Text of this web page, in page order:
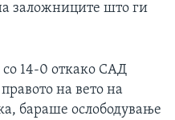
заложниците што ги
со 14-0 откако САД
на вето на
бараше ослободување